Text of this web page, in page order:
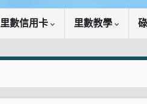
里數信用卡 里數教學